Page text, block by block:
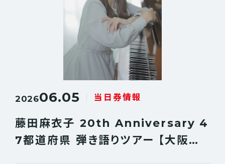
202606.05 当日券情報
藤田麻衣子 20th Anniversary 4
7都道府県 弾き語りツアー 【大阪公